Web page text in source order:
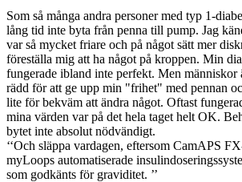
Som så många andra personer med typ 1-
lång tid inte byta från penna till pump. Jag
var så mycket friare och på något sätt mer
föreställa mig att ha något på kroppen. Min
fungerade ibland inte perfekt. Men människor
rädd för att ge upp min "frihet" med pennan
lite för bekväm att ändra något. Oftast
mina värden var på det hela taget helt OK.
bytet inte absolut nödvändigt.
‘‘Och släppa vardagen, eftersom CamAPS
myLoops automatiserade
som godkänts för graviditet. ’’